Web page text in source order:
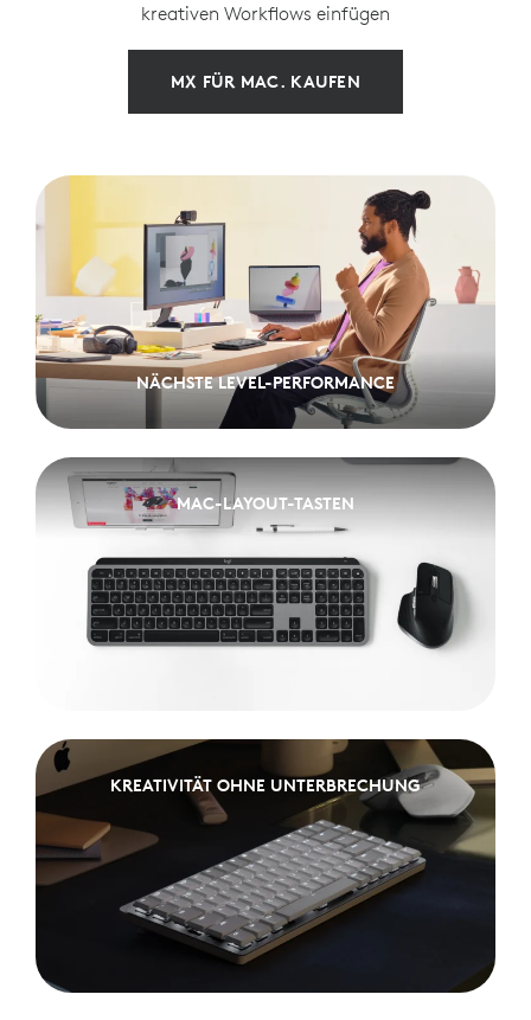
kreativen Workflows einfügen
MX FÜR MAC. KAUFEN
NÄCHSTE LEVEL-PERFORMANCE
NÄCHSTE LEVEL-PERFORMANCE
MAC-LAYOUT-TASTEN
MAC-LAYOUT-TASTEN
KREATIVITÄT OHNE UNTERBRECHUNG
KREATIVITÄT OHNE UNTERBRECHUNG